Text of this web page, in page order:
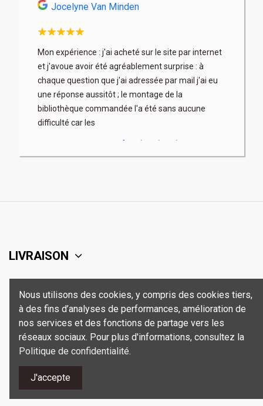
Jocelyne Van Minden
Mon expérience : j'ai acheté sur le site par internet
et j'avoue avoir été agréablement surprise : à
chaque question que j'ai adressée par mail j'ai eu
une réponse aussitôt ; le montage de la
bibliothèque commandée l'a été sans aucune
difficulté car les
LIVRAISON
SUPPORT
SÉCURITÉ
CONTACT
Nous utilisons des cookies, y compris des cookies tiers,
à des fins d’analyses de performances, amélioration de
nos services et des fonctions de partage vers les
réseaux sociaux. Pour plus d'informations, consultez la
Politique de confidentialité.
J'accepte